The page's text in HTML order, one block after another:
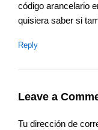
código arancelario
quisiera saber si
Reply
Leave a
Tu dirección de